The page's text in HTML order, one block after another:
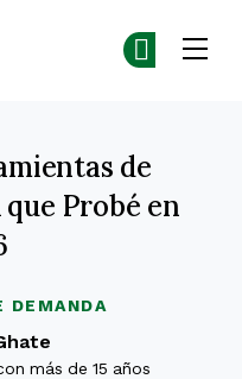
DEMANDA
de
Probé en
más de 15 años